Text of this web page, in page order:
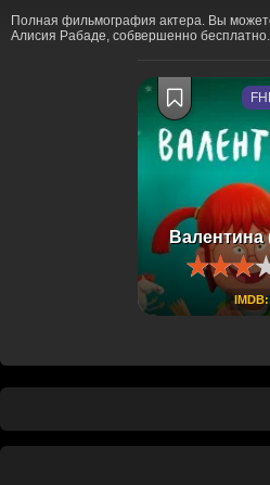
Полная фильмография актера. Вы
Алисия Рабаде, собвершенно бесплатно.
Валентина
IMDB: